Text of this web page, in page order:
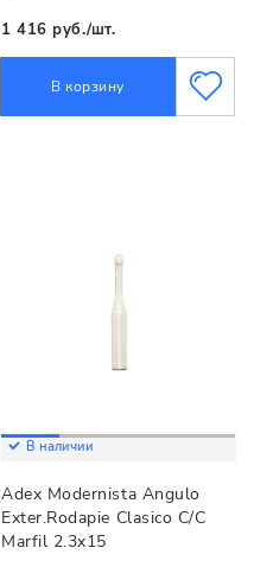
1 416 руб./шт.
В корзину
В наличии
Adex Modernista Angulo
Exter.Rodapie Clasico C/C
Marfil 2.3x15